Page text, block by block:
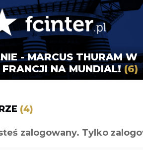
- MARCUS THURAM W
FRANCJI NA MUNDIAL!(6)
(4)
zalogowany. Tylko